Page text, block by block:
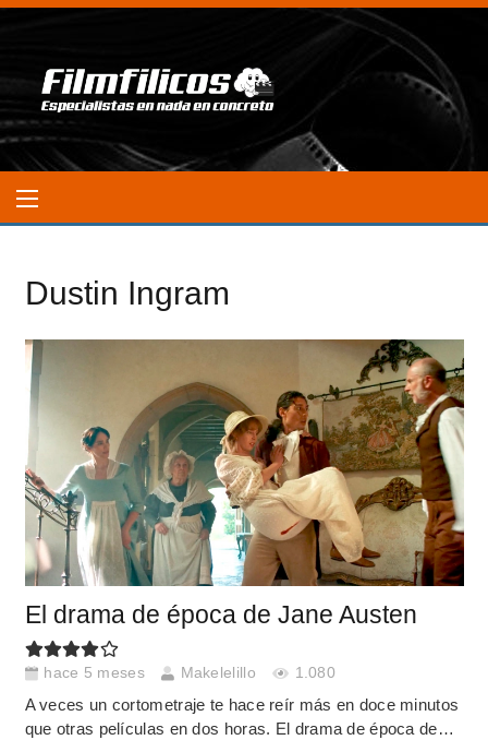
Dustin Ingram
El drama de época de Jane Austen
hace 5 meses Makelelillo 1.080
A veces un cortometraje te hace reír más en doce minutos
que otras películas en dos horas. El drama de época de…